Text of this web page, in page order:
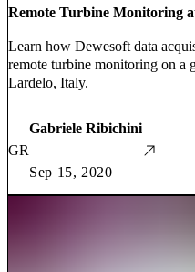
Remote Turbine Monitoring
Learn how Dewesoft data
remote turbine monitoring on a
Lardelo, Italy.
GR
Gabriele Ribichini
Sep 15, 2020